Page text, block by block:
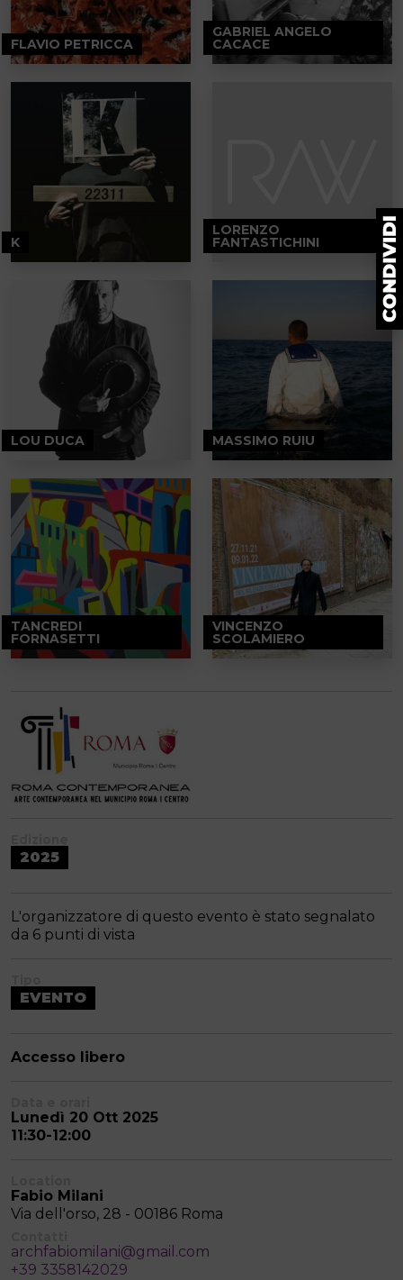
FLAVIO PETRICCA
GABRIEL ANGELO
CACACE
K
LORENZO
FANTASTICHINI
LOU DUCA MASSIMO RUIU
TANCREDI
FORNASETTI
VINCENZO
SCOLAMIERO
2025
L'organizzatore di questo evento è stato segnalato
da 6 punti di vista
EVENTO
Accesso libero
Lunedì 20 Ott 2025
11:30-12:00
Fabio Milani
Via dell'orso, 28 - 00186 Roma
archfabiomilani@gmail.com
+39 3358142029